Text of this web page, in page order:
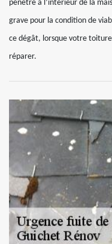
pénètre à l’intérieur de la
grave pour la condition de
ce dégât, lorsque votre
réparer.